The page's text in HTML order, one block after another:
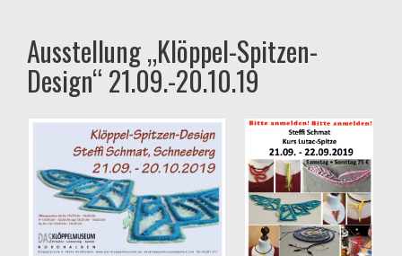
Ausstellung „Klöppel-Spitzen-
Design“ 21.09.-20.10.19